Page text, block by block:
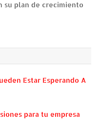
su plan de crecimiento
Estar Esperando A
para tu empresa